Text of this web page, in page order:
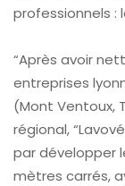
professionnels :
“Après avoir
entreprises
(Mont Ventoux,
régional,
par développer
mètres carrés,